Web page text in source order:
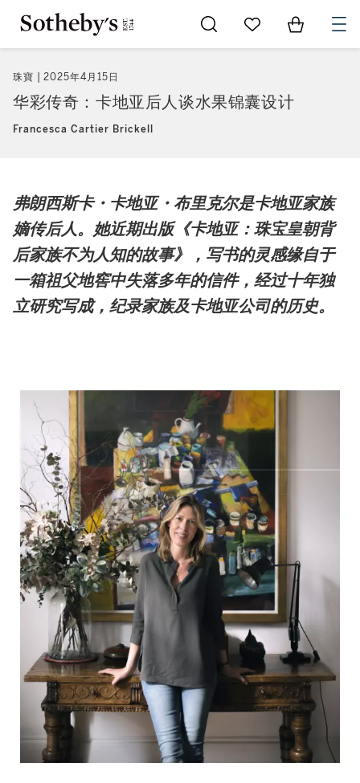
Go to My Favorites
Items in
珠寶 2025年4月15日
华彩传奇：卡地亚后人谈水果锦囊设计
Francesca Cartier Brickell
弗朗西斯卡・卡地亚・布里克尔是卡地亚家族
嫡传后人。她近期出版《卡地亚：珠宝皇朝背
后家族不为人知的故事》，写书的灵感缘自于
一箱祖父地窖中失落多年的信件，经过十年独
立研究写成，纪录家族及卡地亚公司的历史。